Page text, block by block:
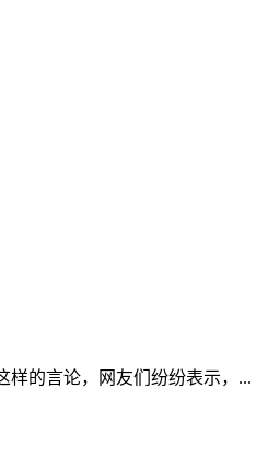
样的言论，网友们纷纷表示，...